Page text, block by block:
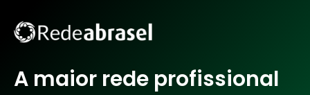
A maior rede profissional